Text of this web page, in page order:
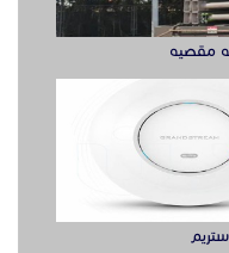
مقصيه